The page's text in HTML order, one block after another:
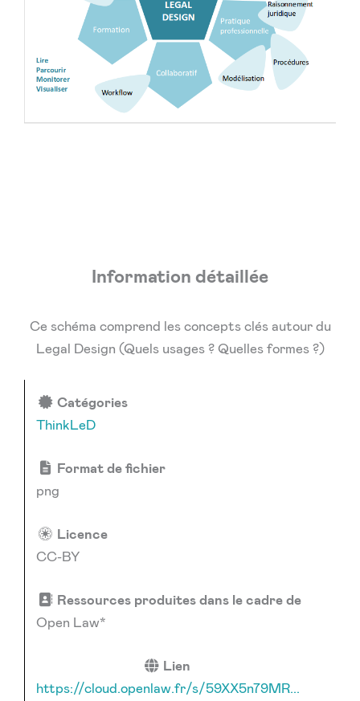
Information détaillée
Ce schéma comprend les concepts clés autour du
Legal Design (Quels usages ? Quelles formes ?)
Catégories
ThinkLeD
Format de fichier
png
Licence
CC-BY
Ressources produites dans le cadre de
Open Law*
Lien
https://cloud.openlaw.fr/s/59XX5n79MR...